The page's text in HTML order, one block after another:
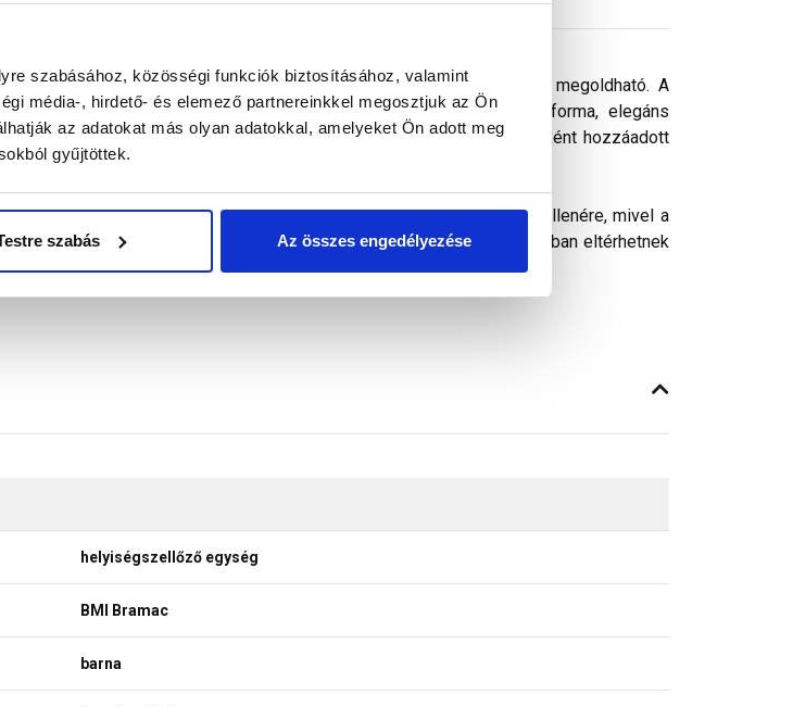
szabásához, közösségi funkciók biztosításához, valamint
média-, hirdető- és elemező partnereinkkel megosztjuk az Ön
az adatokat más olyan adatokkal, amelyeket Ön adott meg
gyűjtöttek.
szabás Az összes engedélyezése
az ablakkal nem rendelkező helyiségek kiszellőzése is megoldható. A
eredményez minden Bramac modell esetén. Esztétikus forma, elegáns
keletkező víz elvezetése is megoldott. A tartozékként hozzáadott
átvezető cső és fóliagyűrű-szett.
színének a lehető leginkább valósághű megjelenítését. Ennek ellenére, mivel a
tükrözik 100%-ban a valóságot, a képeken látható színek árnyalataikban eltérhetnek
helyiségszellőző egység
BMI Bramac
barna